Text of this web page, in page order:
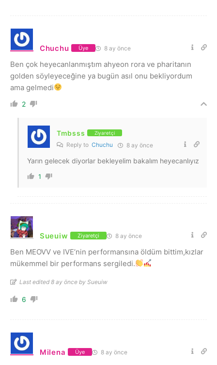
Chuchu Üye 8 ay önce
Ben çok heyecanlanmıştım ahyeon rora ve pharitanın
golden söyleyeceğine ya bugün asıl onu bekliyordum
ama gelmedi
2
Tmbsss Ziyaretçi
Reply to Chuchu 8 ay önce
Yarın gelecek diyorlar bekleyelim bakalım heyecanlıyız
1
Sueuiw Ziyaretçi 8 ay önce
Ben MEOVV ve IVE’nin performansına öldüm bittim,kızlar
mükemmel bir performans sergiledi.
Last edited 8 ay önce by Sueuiw
6
Milena Üye 8 ay önce